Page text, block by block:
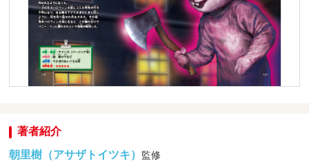
著者紹介
朝里樹（アサザトイツキ） 監修